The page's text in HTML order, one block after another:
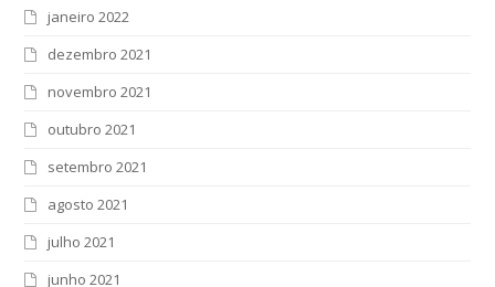
janeiro 2022
dezembro 2021
novembro 2021
outubro 2021
setembro 2021
agosto 2021
julho 2021
junho 2021